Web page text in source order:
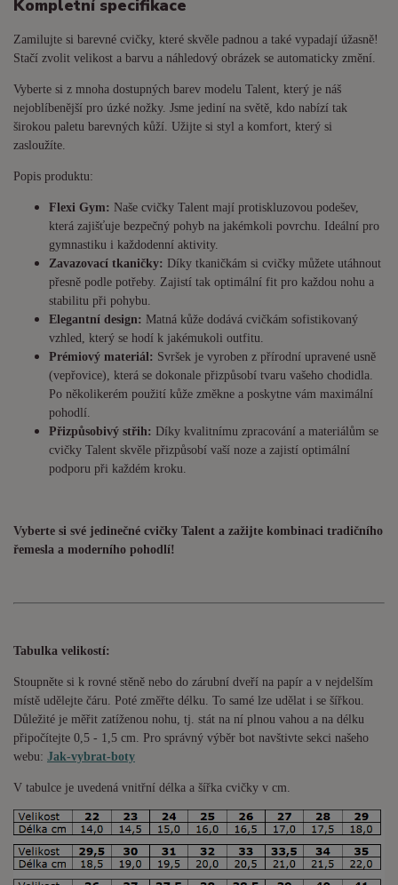
Kompletní specifikace
Zamilujte si barevné cvičky, které skvěle padnou a také vypadají úžasně!
Stačí zvolit velikost a barvu a náhledový obrázek se automaticky změní.
Vyberte si z mnoha dostupných barev modelu Talent, který je náš
nejoblíbenější pro úzké nožky. Jsme jediní na světě, kdo nabízí tak
širokou paletu barevných kůží. Užijte si styl a komfort, který si
zasloužíte.
Popis produktu:
Flexi Gym: Naše cvičky Talent mají protiskluzovou podešev,
která zajišťuje bezpečný pohyb na jakémkoli povrchu. Ideální pro
gymnastiku i každodenní aktivity.
Zavazovací tkaničky: Díky tkaničkám si cvičky můžete utáhnout
přesně podle potřeby. Zajistí tak optimální fit pro každou nohu a
stabilitu při pohybu.
Elegantní design: Matná kůže dodává cvičkám sofistikovaný
vzhled, který se hodí k jakémukoli outfitu.
Prémiový materiál: Svršek je vyroben z přírodní upravené usně
(vepřovice), která se dokonale přizpůsobí tvaru vašeho chodidla.
Po několikerém použití kůže změkne a poskytne vám maximální
pohodlí.
Přizpůsobivý střih: Díky kvalitnímu zpracování a materiálům se
cvičky Talent skvěle přizpůsobí vaší noze a zajistí optimální
podporu při každém kroku.
Vyberte si své jedinečné cvičky Talent a zažijte kombinaci tradičního
řemesla a moderního pohodlí!
Tabulka velikostí:
Stoupněte si k rovné stěně nebo do zárubní dveří na papír a v nejdelším
místě udělejte čáru. Poté změřte délku. To samé lze udělat i se šířkou.
Důležité je měřit zatíženou nohu, tj. stát na ní plnou vahou a na délku
připočítejte 0,5 - 1,5 cm. Pro správný výběr bot navštivte sekci našeho
webu: Jak-vybrat-boty
V tabulce je uvedená vnitřní délka a šířka cvičky v cm.